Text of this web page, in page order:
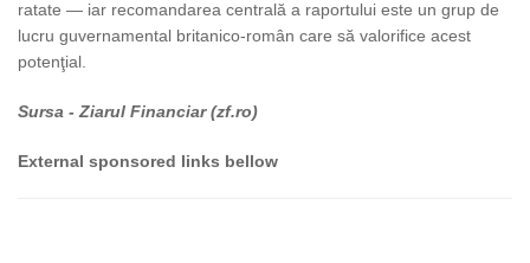
ratate — iar recomandarea centrală a raportului este un grup de
lucru guvernamental britanico-român care să valorifice acest
potenţial.
Sursa - Ziarul Financiar (zf.ro)
External sponsored links bellow